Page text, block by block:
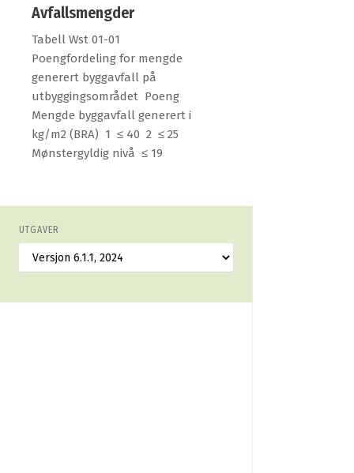
Avfallsmengder
Tabell Wst 01-01
Poengfordeling for mengde
generert byggavfall på
utbyggingsområdet Poeng
Mengde byggavfall generert i
kg/m2 (BRA) 1 ≤ 40 2 ≤ 25
Mønstergyldig nivå ≤ 19
UTGAVER